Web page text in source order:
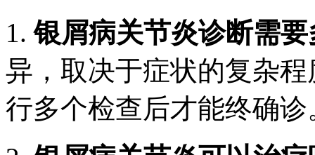
1.银屑病关节炎诊断需
异，取决于症状的复杂
行多个检查后才能终确诊